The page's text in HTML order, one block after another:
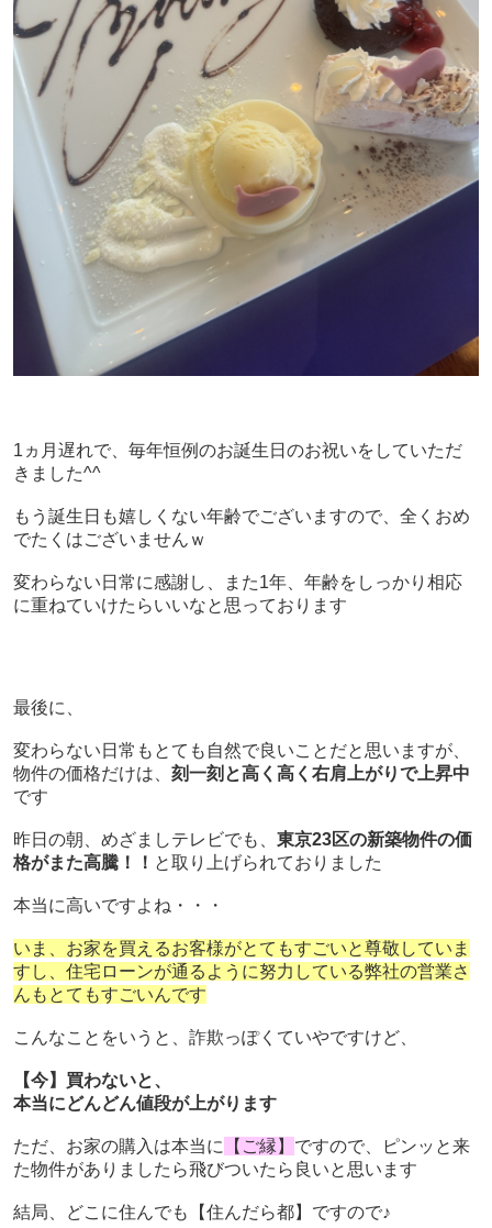
1ヵ月遅れで、毎年恒例のお誕生日のお祝いをしていただ
きました^^
もう誕生日も嬉しくない年齢でございますので、全くおめ
でたくはございませんｗ
変わらない日常に感謝し、また1年、年齢をしっかり相応
に重ねていけたらいいなと思っております
最後に、
変わらない日常もとても自然で良いことだと思いますが、
物件の価格だけは、 刻一刻と高く高く右肩上がりで上昇中
です
昨日の朝、めざましテレビでも、 東京23区の新築物件の価
格がまた高騰！！ と取り上げられておりました
本当に高いですよね・・・
いま、お家を買えるお客様がとてもすごいと尊敬していま
すし、住宅ローンが通るように努力している弊社の営業さ
んもとてもすごいんです
こんなことをいうと、詐欺っぽくていやですけど、
【今】買わないと、
本当にどんどん値段が上がります
ただ、お家の購入は本当に 【ご縁】 ですので、ピンッと来
た物件がありましたら飛びついたら良いと思います
結局、どこに住んでも【住んだら都】ですので♪